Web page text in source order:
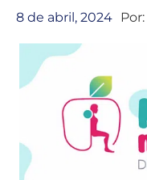
8 de abril, 2024 Por: